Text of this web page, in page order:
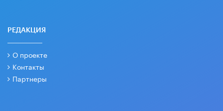
РЕДАКЦИЯ
О проекте
Контакты
Партнеры